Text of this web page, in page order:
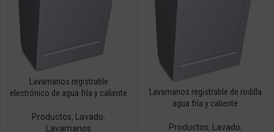
Lavamanos registrable
electrónico de agua fría y caliente
Productos, Lavado,
Lavamanos
Lavamanos registrable de rodilla
agua fría y caliente
Productos, Lavado,